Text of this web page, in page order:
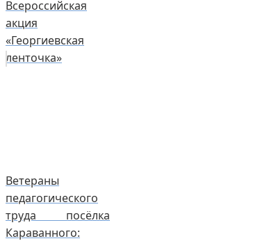
Всероссийская
акция
«Георгиевская
ленточка»
Ветераны
педагогического
труда посёлка
Караванного: